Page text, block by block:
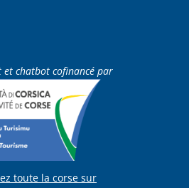
et chatbot cofinancé par
toute la corse sur